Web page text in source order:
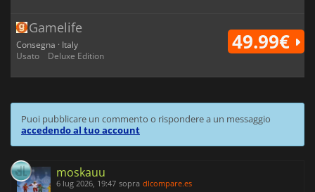
Gamelife
Consegna · Italy
Usato
Deluxe Edition
49.99€
Puoi pubblicare un commento o rispondere a un messaggio
accedendo al tuo account
moskauu
6 lug 2026, 19:47 sopra dlcompare.es